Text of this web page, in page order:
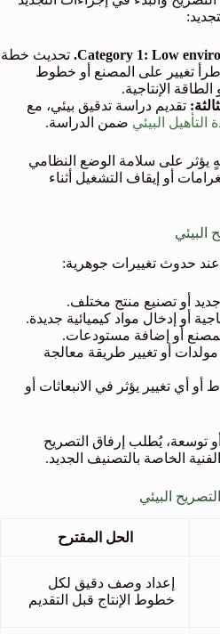
Category 1: Low تحديث خطة
طرأ تغيير على المصنع أو خطوط
الطاقة الإنتاجية.
تقديم دراسة تدقيق بيئي، مع
البيئي ضمن الدراسة.
يؤثر على سلامة الوضع النظامي
أو إيقاف التشغيل أثناء
البيئي
عند حدوث تغييرات جوهرية:
أو تصنيع منتج مختلف.
أو إدخال مواد كيميائية جديدة.
أو إضافة مستودعات.
أو تغيير طريقة معالجة
أو أي تغيير يؤثر في الانبعاثات أو
توسعة، يُطلب إرفاق التصريح
الخاصة بالتصنيف الجديد.
البيئي
الحل المقترح
إعداد وصف دقيق لكل
خطوط الإنتاج قبل التقديم